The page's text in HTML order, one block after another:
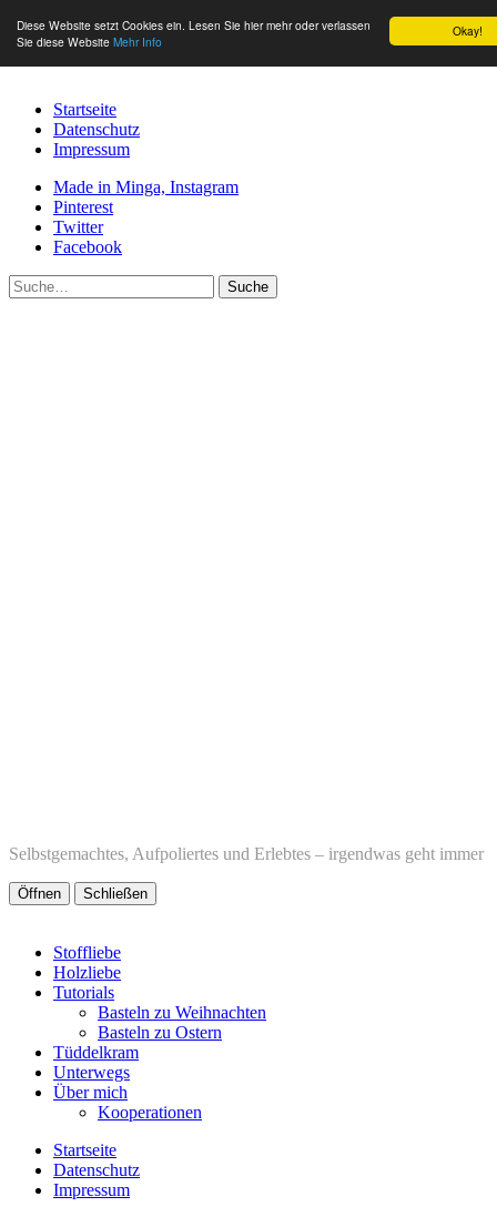
Okay!
Diese Website setzt Cookies ein. Lesen Sie hier mehr oder verlassen
Sie diese Website Mehr Info
Startseite
Datenschutz
Impressum
Made in Minga, Instagram
Pinterest
Twitter
Facebook
Suche
Selbstgemachtes, Aufpoliertes und Erlebtes – irgendwas geht immer
Öffnen Schließen
Stoffliebe
Holzliebe
Tutorials
Basteln zu Weihnachten
Basteln zu Ostern
Tüddelkram
Unterwegs
Über mich
Kooperationen
Startseite
Datenschutz
Impressum